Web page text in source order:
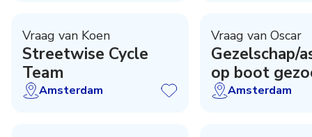
Vraag van Koen
Streetwise Cycle
Team
Amsterdam
Vraag van Oscar
Gezelschap/
op boot
Amsterdam